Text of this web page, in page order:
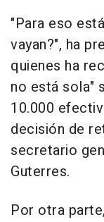
"Para eso
vayan?", ha
quienes ha
no está sola"
10.000
decisión de
secretario
Guterres.
Por otra